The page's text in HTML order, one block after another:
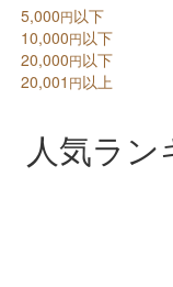
5,000円以下
10,000円以下
20,000円以下
20,001 円以上
人気ラ